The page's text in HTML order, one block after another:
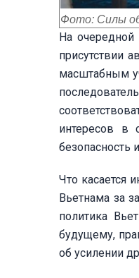
Фото: Силы
На очередной
присутствии
масштабным
интересов в
безопасность
Что касается
Вьетнама за
политика
будущему,
об усилении